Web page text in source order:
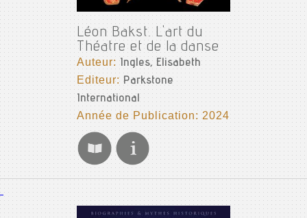
Léon Bakst. L'art du
Théatre et de la danse
Auteur:Ingles, Elisabeth
Editeur: Parkstone
International
Année de Publication: 2024